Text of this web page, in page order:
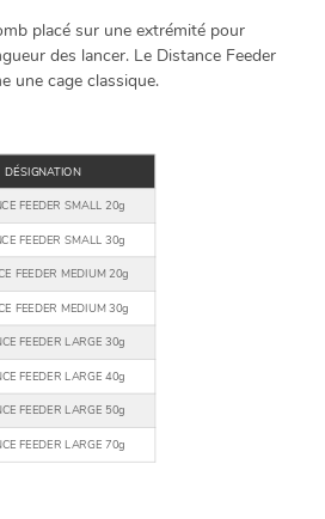
placé sur une extrémité pour
des lancer. Le Distance Feeder
une cage classique.
DÉSIGNATION
FEEDER SMALL 20g
FEEDER SMALL 30g
FEEDER MEDIUM 20g
FEEDER MEDIUM 30g
FEEDER LARGE 30g
FEEDER LARGE 40g
FEEDER LARGE 50g
FEEDER LARGE 70g